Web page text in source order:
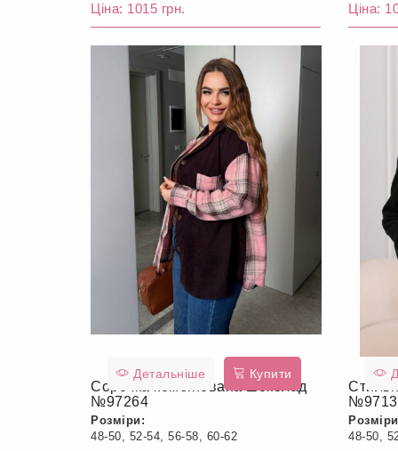
Ціна: 1015 грн. Ціна:
Детальніше Купити
Сорочка комбінована шоколад
№97264
Розміри:
48-50, 52-54, 56-58, 60-62
48-50,